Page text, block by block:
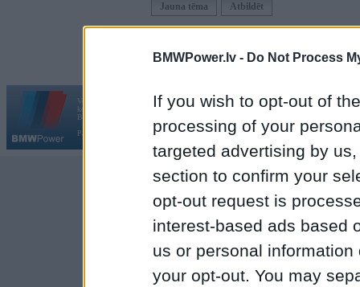
BMWPower.lv - Do Not Process
If you wish to opt-out of
processing of your
targeted advertising by
section to confirm your
opt-out request is
interest-based ads based
us or personal
your opt-out. You may
Jauna tēma Atbildēt
Vortāls BMWPower.lv darbojas
kopš 2002. gada 14. maija. Tas nav auto klubs un nav saistīts ar
BMW AG.
Par BMWPower
Kontakti|Reklāma